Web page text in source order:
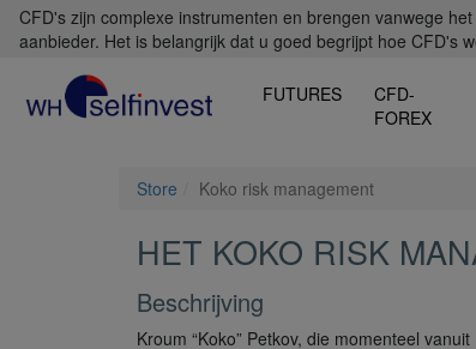
CFD's zijn complexe instrumenten en brengen vanwege
aanbieder. Het is belangrijk dat u goed begrijpt hoe CFD's
FUTURES
CFD-
FOREX
Store Koko risk management
HET KOKO RISK
Beschrijving
Kroum “Koko” Petkov, die momenteel